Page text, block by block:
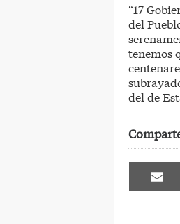
“17
del
tenemos
del de
en